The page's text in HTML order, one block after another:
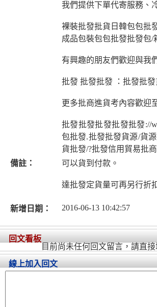
我們提供下單代寄服務、
裸裝批發批貨日韓包包批
成品包裝包包批發批發包/
有興趣的朋友們歡迎與我
批發 批發批發 ：批發批
更多批商進貨考內容歡迎
批發批發批發批發批發://
包批發.批發批發貨源/貨
貨批發/?批發信用貿易批
備註：
可以貨到付款。
達批發定貨量可再另行折
新增日期： 2016-06-13 10:42:57
回文看板
目前尚未任何回文留言，請直
線上加入回文